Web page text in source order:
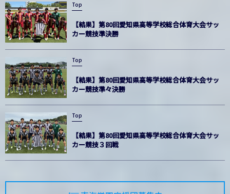
Top
【結果】第80回愛知県高等学校総合体育大会サッ
カー競技準決勝
Top
【結果】第80回愛知県高等学校総合体育大会サッ
カー競技準々決勝
Top
【結果】第80回愛知県高等学校総合体育大会サッ
カー競技３回戦